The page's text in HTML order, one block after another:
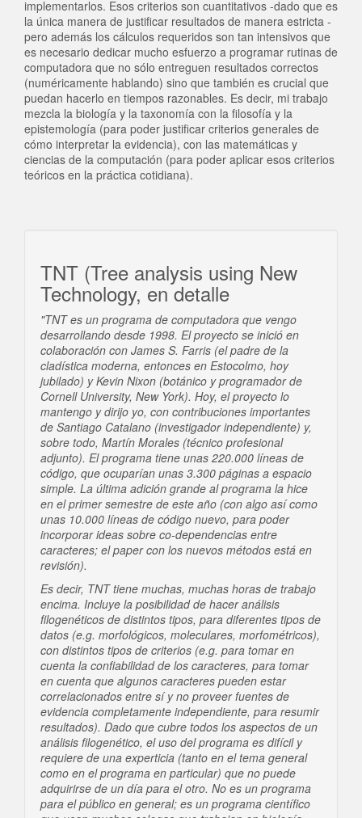
implementarlos. Esos criterios son cuantitativos -dado que es
la única manera de justificar resultados de manera estricta -
pero además los cálculos requeridos son tan intensivos que
es necesario dedicar mucho esfuerzo a programar rutinas de
computadora que no sólo entreguen resultados correctos
(numéricamente hablando) sino que también es crucial que
puedan hacerlo en tiempos razonables. Es decir, mi trabajo
mezcla la biología y la taxonomía con la filosofía y la
epistemología (para poder justificar criterios generales de
cómo interpretar la evidencia), con las matemáticas y
ciencias de la computación (para poder aplicar esos criterios
teóricos en la práctica cotidiana).
TNT (Tree analysis using New
Technology, en detalle
"TNT es un programa de computadora que vengo
desarrollando desde 1998. El proyecto se inició en
colaboración con James S. Farris (el padre de la
cladística moderna, entonces en Estocolmo, hoy
jubilado) y Kevin Nixon (botánico y programador de
Cornell University, New York). Hoy, el proyecto lo
mantengo y dirijo yo, con contribuciones importantes
de Santiago Catalano (investigador independiente) y,
sobre todo, Martín Morales (técnico profesional
adjunto). El programa tiene unas 220.000 líneas de
código, que ocuparían unas 3.300 páginas a espacio
simple. La última adición grande al programa la hice
en el primer semestre de este año (con algo así como
unas 10.000 líneas de código nuevo, para poder
incorporar ideas sobre co-dependencias entre
caracteres; el paper con los nuevos métodos está en
revisión).
Es decir, TNT tiene muchas, muchas horas de trabajo
encima. Incluye la posibilidad de hacer análisis
filogenéticos de distintos tipos, para diferentes tipos de
datos (e.g. morfológicos, moleculares, morfométricos),
con distintos tipos de criterios (e.g. para tomar en
cuenta la confiabilidad de los caracteres, para tomar
en cuenta que algunos caracteres pueden estar
correlacionados entre sí y no proveer fuentes de
evidencia completamente independiente, para resumir
resultados). Dado que cubre todos los aspectos de un
análisis filogenético, el uso del programa es difícil y
requiere de una experticia (tanto en el tema general
como en el programa en particular) que no puede
adquirirse de un día para el otro. No es un programa
para el público en general; es un programa científico